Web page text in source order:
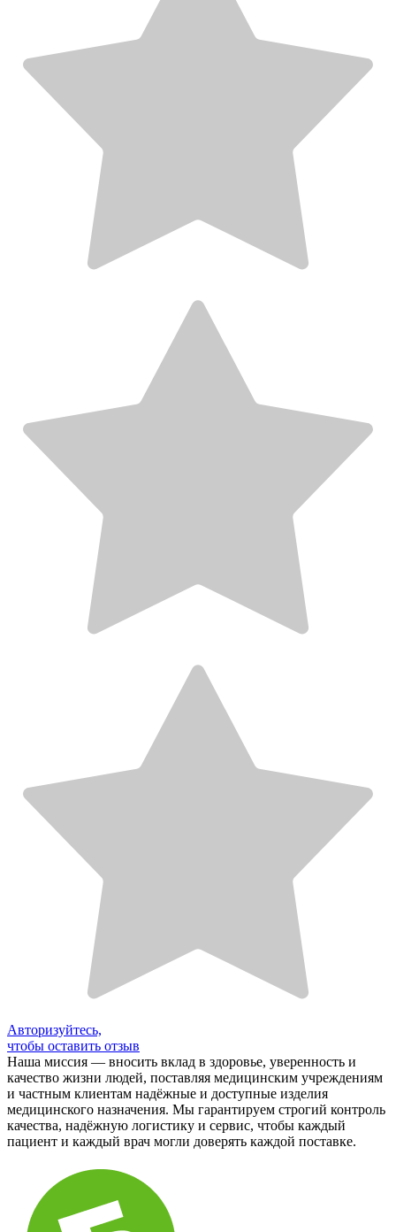
Авторизуйтесь,
чтобы оставить отзыв
Наша миссия — вносить вклад в здоровье, уверенность и
качество жизни людей, поставляя медицинским учреждениям
и частным клиентам надёжные и доступные изделия
медицинского назначения. Мы гарантируем строгий контроль
качества, надёжную логистику и сервис, чтобы каждый
пациент и каждый врач могли доверять каждой поставке.